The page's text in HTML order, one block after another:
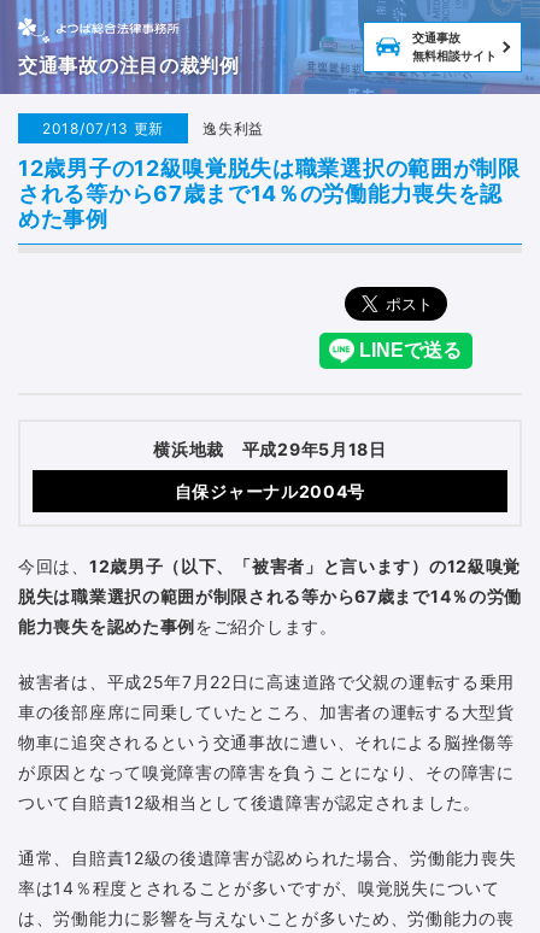
交通事故の注目の裁判例
交通事故
無料相談サイト
2018/07/13 更新 逸失利益
12歳男子の12級嗅覚脱失は職業選択の範囲が制限
される等から67歳まで14％の労働能力喪失を認
めた事例
横浜地裁 平成29年5月18日
自保ジャーナル2004号
今回は、 12歳男子（以下、「被害者」と言います）の12級嗅覚
脱失は職業選択の範囲が制限される等から67歳まで14％の労働
能力喪失を認めた事例をご紹介します。
被害者は、平成25年7月22日に高速道路で父親の運転する乗用
車の後部座席に同乗していたところ、加害者の運転する大型貨
物車に追突されるという交通事故に遭い、それによる脳挫傷等
が原因となって嗅覚障害の障害を負うことになり、その障害に
ついて自賠責12級相当として後遺障害が認定されました。
通常、自賠責12級の後遺障害が認められた場合、労働能力喪失
率は14％程度とされることが多いですが、嗅覚脱失について
は、労働能力に影響を与えないことが多いため、労働能力の喪